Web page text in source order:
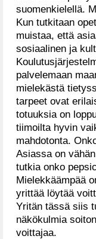
suomenkielellä.
Kun tutkitaan
muistaa, että
sosiaalinen ja
palvelemaan
mielekästä
tarpeet ovat
totuuksia on
tiimoilta hyvin
mahdotonta.
Asiassa on
tutkia onko
Mielekkäämpää
yrittää löytää
Yritän tässä siis
näkökulmia
voittajaa.